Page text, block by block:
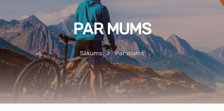
PAR MUMS
Sākums Par mums